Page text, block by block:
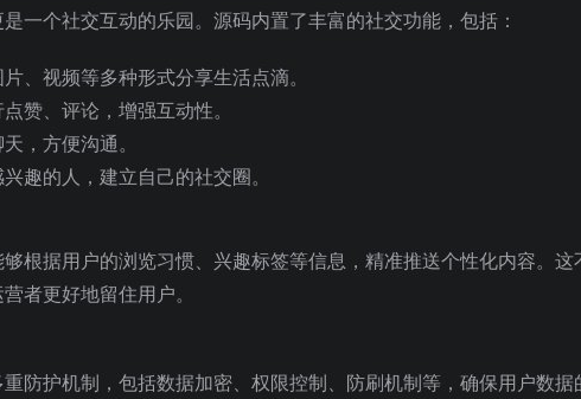
一个社交互动的乐园。源码内置了丰富的社交功能，包括：
、视频等多种形式分享生活点滴。
赞、评论，增强互动性。
，方便沟通。
趣的人，建立自己的社交圈。
根据用户的浏览习惯、兴趣标签等信息，精准推送个性化内容。这
者更好地留住用户。
防护机制，包括数据加密、权限控制、防刷机制等，确保用户数据